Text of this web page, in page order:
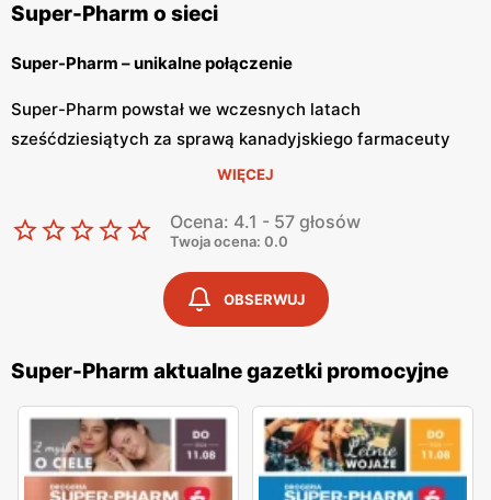
Super-Pharm o sieci
Super-Pharm – unikalne połączenie
Super-Pharm powstał we wczesnych latach
sześćdziesiątych za sprawą kanadyjskiego farmaceuty
Murray Koffler. Była to pierwsza apteka, która łączyła
przyjął się bardzo pozytywnie i sklep bardzo szybko
pojawił się również za oceanem. Pierwszy Super-
Pharm pojawił się w Polsce w 2001 roku. Obecnie sieć
znajdziemy we wszystkich największych
Super-Pharm to sklep gdzie klienci odnajdą szeroki wybór
dermokosmetyków i markowych
WIĘCEJ
Ocena: 4.1 - 57 głosów
Twoja ocena: 0.0
OBSERWUJ
Super-Pharm aktualne gazetki promocyjne